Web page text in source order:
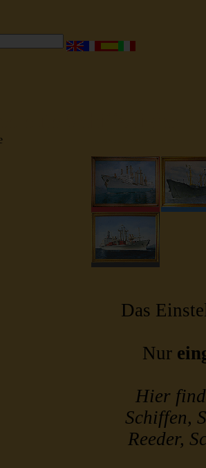
Das
Nur
Hier
Schiffen,
Reeder,